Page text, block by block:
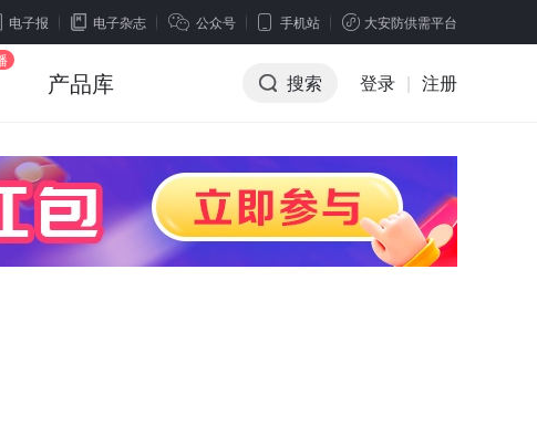
电子报 电子杂志 公众号 手机站 大安防供需平台
产品库 搜索 登录 | 注册